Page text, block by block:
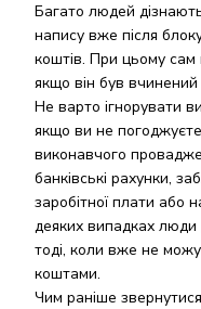
Багато людей
напису вже після
коштів. При цьому
якщо він був
Не варто ігнорувати
якщо ви не
виконавчого
банківські рахунки,
заробітної плати або
деяких випадках
тоді, коли вже не
коштами.
Чим раніше